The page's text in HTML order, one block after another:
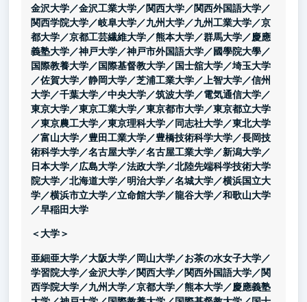
金沢大学／金沢工業大学／関西大学／関西外国語大学／
関西学院大学／岐阜大学／九州大学／九州工業大学／京
都大学／京都工芸繊維大学／熊本大学／群馬大学／慶應
義塾大学／神戸大学／神戸市外国語大学／國學院大學／
国際教養大学／国際基督教大学／国士舘大学／埼玉大学
／佐賀大学／静岡大学／芝浦工業大学／上智大学／信州
大学／千葉大学／中央大学／筑波大学／電気通信大学／
東京大学／東京工業大学／東京都市大学／東京都立大学
／東京農工大学／東京理科大学／同志社大学／東北大学
／富山大学／豊田工業大学／豊橋技術科学大学／長岡技
術科学大学／名古屋大学／名古屋工業大学／新潟大学／
日本大学／広島大学／法政大学／北陸先端科学技術大学
院大学／北海道大学／明治大学／名城大学／横浜国立大
学／横浜市立大学／立命館大学／龍谷大学／和歌山大学
／早稲田大学
＜大学＞
亜細亜大学／大阪大学／岡山大学／お茶の水女子大学／
学習院大学／金沢大学／関西大学／関西外国語大学／関
西学院大学／九州大学／京都大学／熊本大学／慶應義塾